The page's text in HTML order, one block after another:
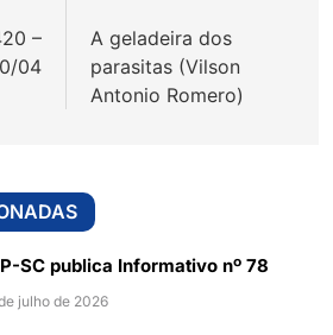
–
04
A geladeira dos
parasitas (Vilson
Antonio Romero)
SC publica Informativo nº 78
julho de 2026